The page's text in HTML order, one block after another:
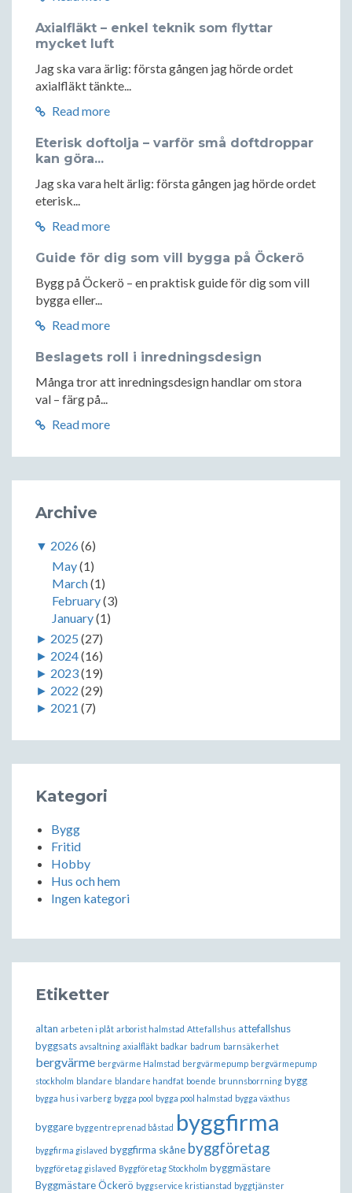
Axialfläkt – enkel teknik som flyttar
mycket luft
Jag ska vara ärlig: första gången jag hörde ordet
axialfläkt tänkte...
Read more
Eterisk doftolja – varför små doftdroppar
kan göra...
Jag ska vara helt ärlig: första gången jag hörde ordet
eterisk...
Read more
Guide för dig som vill bygga på Öckerö
Bygg på Öckerö – en praktisk guide för dig som vill
bygga eller...
Read more
Beslagets roll i inredningsdesign
Många tror att inredningsdesign handlar om stora
val – färg på...
Read more
Archive
▼ 2026(6)
May(1)
March(1)
February(3)
January(1)
► 2025 (27)
► 2024(16)
► 2023(19)
► 2022 (29)
► 2021 (7)
Kategori
Bygg
Fritid
Hobby
Hus och hem
Ingen kategori
Etiketter
altan arbeten i plåt arborist halmstad Attefallshus attefallshus
byggsats avsaltning axialfläkt badkar badrum barnsäkerhet
bergvärme bergvärme Halmstad bergvärmepump bergvärmepump
stockholm blandare blandare handfat boende brunnsborrning bygg
bygga hus i varberg bygga pool bygga pool halmstad bygga växthus
byggare byggentreprenad båstad byggfirma
byggfirma gislaved byggfirma skåne byggföretag
byggföretag gislaved Byggföretag Stockholm byggmästare
Byggmästare Öckerö byggservice kristianstad byggtjänster